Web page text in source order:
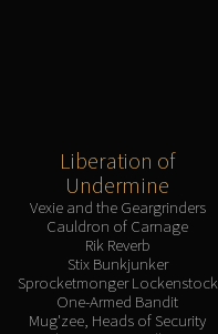
Liberation of
Undermine
Vexie and the Geargrinders
Cauldron of Carnage
Rik Reverb
Stix Bunkjunker
Sprocketmonger Lockenstock
One-Armed Bandit
Mug'zee, Heads of Security